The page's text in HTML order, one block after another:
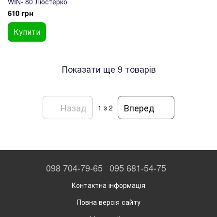
610 грн
Купити
Показати ще 9 товарів
Назад 1 з 2 Вперед
098 704-79-65 095 681-54-75
Контактна інформація
Повна версія сайту